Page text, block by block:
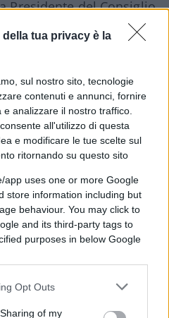
della tua privacy è la
sul nostro sito, tecnologie
contenuti e annunci, fornire
analizzare il nostro traffico.
all'utilizzo di questa
e modificare le tue scelte sul
ritornando su questo sito
app uses one or more Google
store information including but
behaviour. You may click to
and its third-party tags to
purposes in below Google
Opt Outs
of my
Presidente del Consiglio.
Meloni ha rifiutato –
stampa nella quale ha
o meno, la stessa cosa
. Contro il quale,
colleghi né tantomeno la
hanno detto “be’”…
di Alessandro
2022
Leggi i commenti